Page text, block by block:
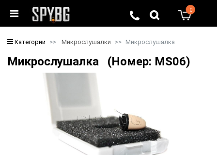
0
Категории Микрослушалки Микрослушалка
Микрослушалка (Номер: MS06)